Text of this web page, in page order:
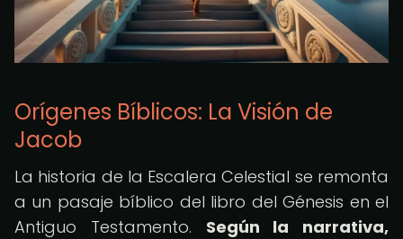
Orígenes Bíblicos: La Visión de
Jacob
La historia de la Escalera Celestial se remonta
a un pasaje bíblico del libro del Génesis en el
Antiguo Testamento. Según la narrativa,